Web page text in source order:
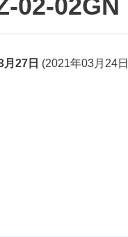
02-02GN
27日 (2021年03月24日